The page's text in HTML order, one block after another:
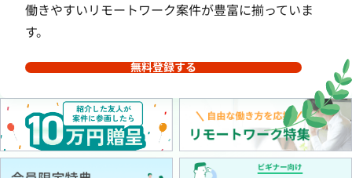
働きやすいリモートワーク案件が豊富に揃っていま
す。
無料登録する